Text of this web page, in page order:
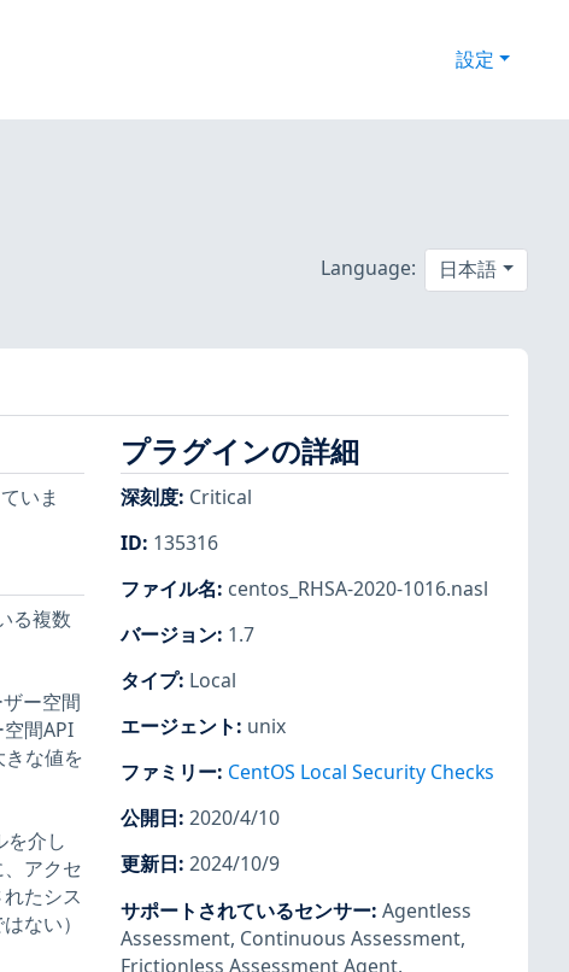
設定
Language: 日本語
いま
る複数
ー空間
間API
な値を
を介し
アクセ
たシス
ない）
プラグインの詳細
深刻度: Critical
ID: 135316
ファイル名: centos_RHSA-2020-1016.nasl
バージョン: 1.7
タイプ: Local
エージェント: unix
ファミリー: CentOS Local Security Checks
公開日: 2020/4/10
更新日: 2024/10/9
サポートされているセンサー: Agentless
Assessment, Continuous Assessment,
Frictionless Assessment Agent,